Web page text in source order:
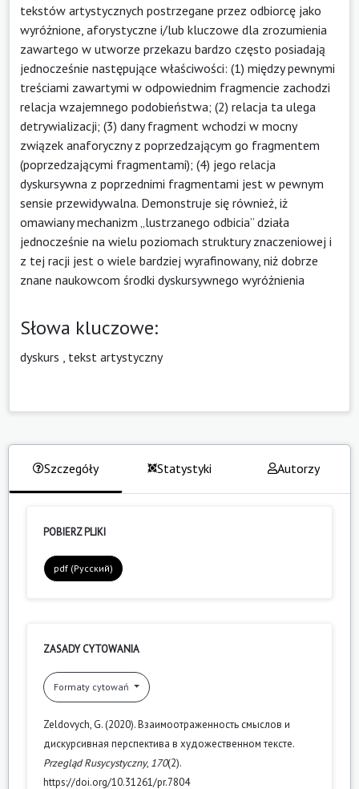
tekstów artystycznych postrzegane przez odbiorcę jako
wyróżnione, aforystyczne i/lub kluczowe dla zrozumienia
zawartego w utworze przekazu bardzo często posiadają
jednocześnie następujące właściwości: (1) między pewnymi
treściami zawartymi w odpowiednim fragmencie zachodzi
relacja wzajemnego podobieństwa; (2) relacja ta ulega
detrywializacji; (3) dany fragment wchodzi w mocny
związek anaforyczny z poprzedzającym go fragmentem
(poprzedzającymi fragmentami); (4) jego relacja
dyskursywna z poprzednimi fragmentami jest w pewnym
sensie przewidywalna. Demonstruje się również, iż
omawiany mechanizm „lustrzanego odbicia” działa
jednocześnie na wielu poziomach struktury znaczeniowej i
z tej racji jest o wiele bardziej wyrafinowany, niż dobrze
znane naukowcom środki dyskursywnego wyróżnienia
Słowa kluczowe:
dyskurs tekst artystyczny
Szczegóły Statystyki Autorzy
POBIERZ PLIKI
pdf (Русский)
ZASADY CYTOWANIA
Formaty cytowań
Zeldovych, G. (2020). Взаимоотраженность смыслов и
дискурсивная перспектива в художественном тексте.
Przegląd Rusycystyczny, 170(2).
https://doi.org/10.31261/pr.7804